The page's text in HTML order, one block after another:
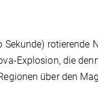
rotierende
Explosion, die
über den